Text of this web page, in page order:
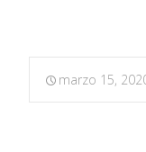
marzo 15,